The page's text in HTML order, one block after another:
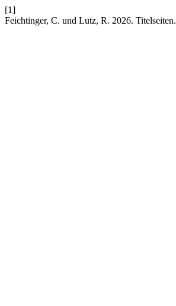
[1]
Feichtinger, C. und Lutz, R. 2026. Titelseiten.